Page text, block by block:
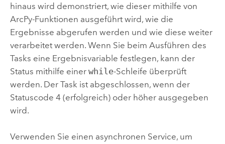
hinaus wird demonstriert, wie dieser mithilfe von
ArcPy-Funktionen ausgeführt wird, wie die
Ergebnisse abgerufen werden und wie diese weiter
verarbeitet werden. Wenn Sie beim Ausführen des
Tasks eine Ergebnisvariable festlegen, kann der
Status mithilfe einer while-Schleife überprüft
werden. Der Task ist abgeschlossen, wenn der
Statuscode 4 (erfolgreich) oder höher ausgegeben
wird.
Verwenden Sie einen asynchronen Service, um